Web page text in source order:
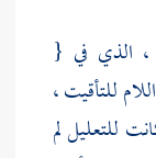
، الذي في {
للتأقيت ،
للتعليل لم